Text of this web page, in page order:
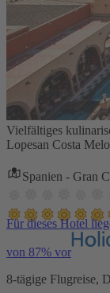
Vielfältiges
Lopesan Costa
Spanien - Gran
Für dieses Hotel
von 87% vor
8-tägige Flugreise,